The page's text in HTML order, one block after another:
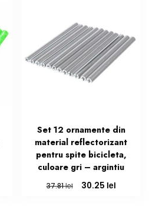
Set 12 ornamente din
material reflectorizant
pentru spite bicicleta,
culoare gri – argintiu
37.81lei
Prețul
30.25 leiPrețul